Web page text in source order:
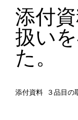
添付
扱い
た。
添付資料 ３品目の